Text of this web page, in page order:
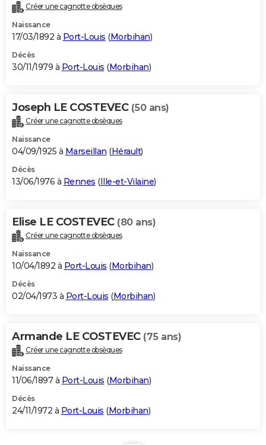
Créer une cagnotte obsèques
Naissance
17/03/1892 à Port-Louis (Morbihan)
Décès
30/11/1979 à Port-Louis (Morbihan)
Joseph LE COSTEVEC (50 ans)
Créer une cagnotte obsèques
Naissance
04/09/1925 à Marseillan (Hérault)
Décès
13/06/1976 à Rennes (Ille-et-Vilaine)
Elise LE COSTEVEC (80 ans)
Créer une cagnotte obsèques
Naissance
10/04/1892 à Port-Louis (Morbihan)
Décès
02/04/1973 à Port-Louis (Morbihan)
Armande LE COSTEVEC (75 ans)
Créer une cagnotte obsèques
Naissance
11/06/1897 à Port-Louis (Morbihan)
Décès
24/11/1972 à Port-Louis (Morbihan)